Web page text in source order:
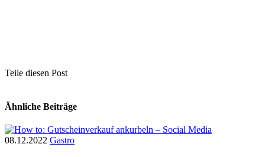
Teile diesen Post
Ähnliche Beiträge
08.12.2022 Gastro